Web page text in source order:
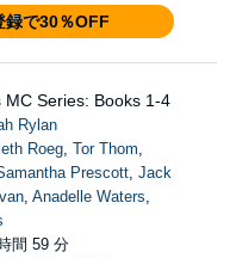
録で30％OFF
MC Series: Books 1-4
Rylan
Roeg, Tor Thom,
Prescott, Jack
, Anadelle Waters,
間 59 分